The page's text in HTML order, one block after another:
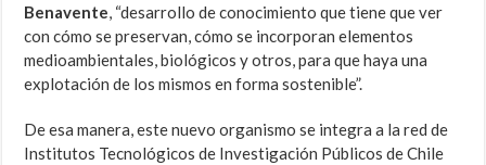
Benavente, “desarrollo de conocimiento que tiene que ver
con cómo se preservan, cómo se incorporan elementos
medioambientales, biológicos y otros, para que haya una
explotación de los mismos en forma sostenible”.
De esa manera, este nuevo organismo se integra a la red de
Institutos Tecnológicos de Investigación Públicos de Chile